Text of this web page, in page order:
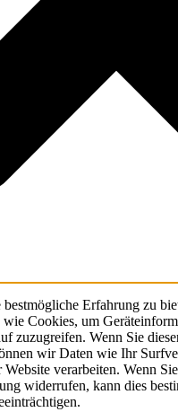
Erfahrung zu
Cookies, um
zuzugreifen. Wenn Sie
wir Daten wie Ihr
Website verarbeiten. Wenn
widerrufen, kann dies